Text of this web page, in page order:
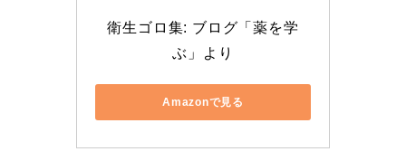
衛生ゴロ集: ブログ「薬を学
ぶ」より
Amazonで見る